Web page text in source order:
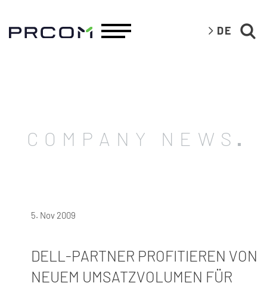
DE
COMPANY NEWS
5. Nov 2009
DELL-PARTNER PROFITIEREN VON
NEUEM UMSATZVOLUMEN FÜR